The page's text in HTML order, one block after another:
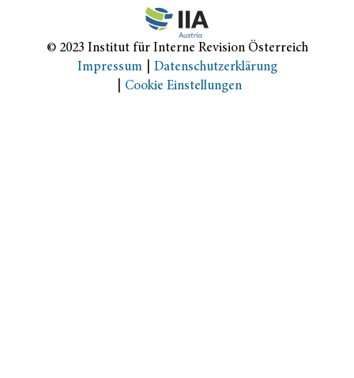
© 2023 Institut für Interne Revision Österreich
Impressum
Datenschutzerklärung
Cookie Einstellungen